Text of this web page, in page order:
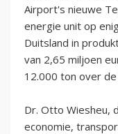
Airport's nieuwe
energie unit op
Duitsland in
van 2,65 miljoen
12.000 ton over
Dr. Otto Wiesheu,
economie,